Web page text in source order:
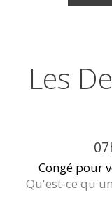
Les
Congé pour
Qu'est-ce